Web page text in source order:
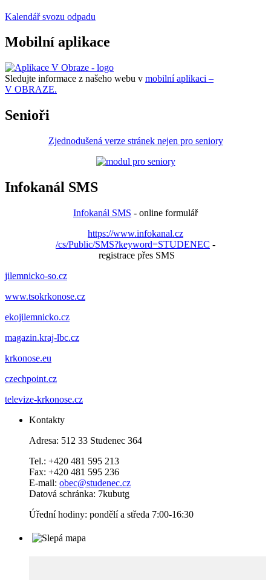
Kalendář svozu odpadu
Mobilní aplikace
Sledujte informace z našeho webu v mobilní aplikaci –
V OBRAZE.
Senioři
Zjednodušená verze stránek nejen pro seniory
Infokanál SMS
Infokanál SMS - online formulář
https://www.infokanal.cz
/cs/Public/SMS?keyword=STUDENEC -
registrace přes SMS
jilemnicko-so.cz
www.tsokrkonose.cz
ekojilemnicko.cz
magazin.kraj-lbc.cz
krkonose.eu
czechpoint.cz
televize-krkonose.cz
Kontakty
Adresa: 512 33 Studenec 364
Tel.: +420 481 595 213
Fax: +420 481 595 236
E-mail: obec@studenec.cz
Datová schránka: 7kubutg
Úřední hodiny: pondělí a středa 7:00-16:30